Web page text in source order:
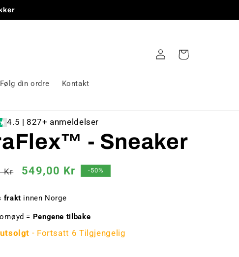
Følg din ordre Kontakt
Logg
inn
Handlekurv
4.5 | 827+ anmeldelser
- Sneaker
Kr Salgspris
549,00 Kr -50%
frakt innen Norge
= Pengene tilbake
- Fortsatt 6 Tilgjengelig